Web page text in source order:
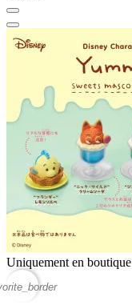
Uniquement en boutique